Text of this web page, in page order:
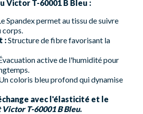
Victor T-60001 B Bleu :
Spandex permet au tissu de suivre
:Structure de fibre favorisant la
active de l'humidité pour
coloris bleu profond qui dynamise
avec l'élasticité et le
Victor T-60001 B Bleu.